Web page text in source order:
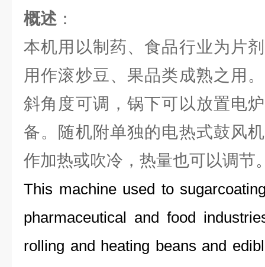
概述 ：
本机用以制药、食品行业为片
用作滚炒豆、果品类成熟之用
斜角度可调，锅下可以放置电
备。随机附单独的电热式鼓风
作加热或吹冷，热量也可以调节
This machine used to
pharmaceutical and food
rolling and heating beans and